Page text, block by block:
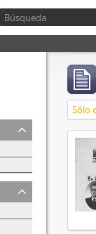
1
Sólo